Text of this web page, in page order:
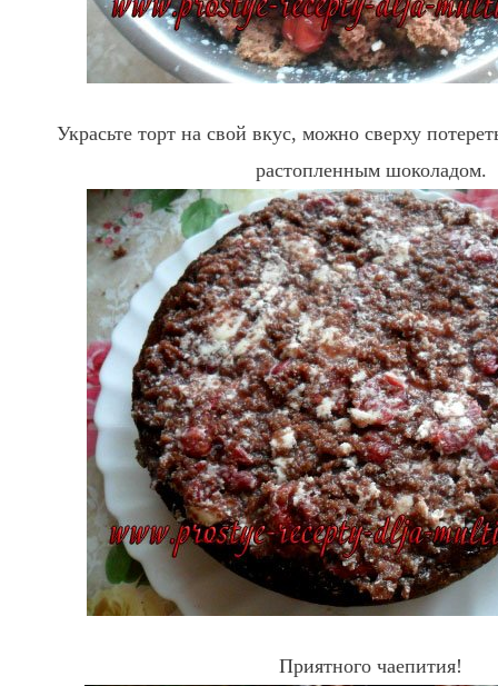
Украсьте торт на свой вкус, можно сверху
растопленным шоколадом.
Приятного чаепития!